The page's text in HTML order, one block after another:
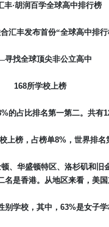
丰·胡润百学全球高中排行榜
汇丰发布首份“全球高中排行
找全球顶尖非公立高中
168所学校上榜
的占比排名第一第二。共有
上榜，占榜单8%，世界排名
、华盛顿特区、洛杉矶和
名是香港。从地区来看，美
别学校，其中， 63%是女子学